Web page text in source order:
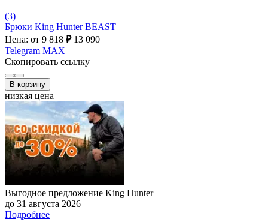
(3)
Брюки King Hunter BEAST
Цена: от 9 818 ₽ 13 090
Telegram MAX
Скопировать ссылку
В корзину
низкая цена
Выгодное предложение King Hunter
до 31 августа 2026
Подробнее